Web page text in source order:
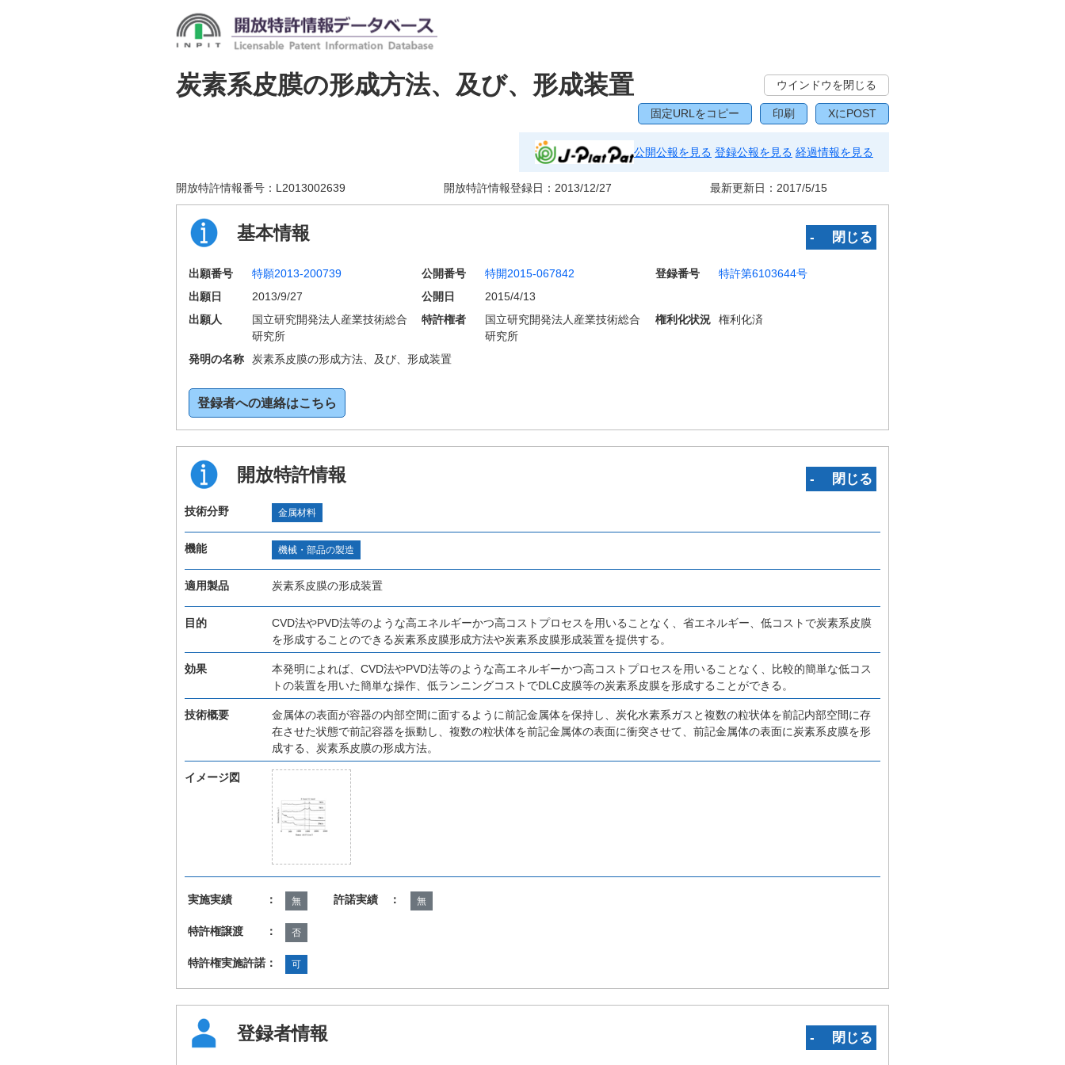
炭素系皮膜の形成方法、及び、形成装置 ウインドウを閉じる
固定URLをコピー 印刷 XにPOST
公開公報を見る 登録公報を見る 経過情報を見る
開放特許情報番号： L2013002639 開放特許情報登録日： 2013/12/27 最新更新日： 2017/5/15
基本情報 ‐ 閉じる
出願番号 特願2013-200739 公開番号 特開2015-067842 登録番号
特許第6103644号
出願日
2013/9/27 公開日
2015/4/13
出願人
国立研究開発法人産業技術総合
研究所
特許権者
国立研究開発法人産業技術総合
研究所
権利化状況 権利化済
発明の名称 炭素系皮膜の形成方法、及び、形成装置
登録者への連絡はこちら
開放特許情報 ‐ 閉じる
技術分野 金属材料
機能 機械・部品の製造
適用製品 炭素系皮膜の形成装置
目的
CVD法やPVD法等のような高エネルギーかつ高コストプロセスを用いることなく、省エネルギー、低コストで炭素系皮膜
を形成することのできる炭素系皮膜形成方法や炭素系皮膜形成装置を提供する。
効果
本発明によれば、CVD法やPVD法等のような高エネルギーかつ高コストプロセスを用いることなく、比較的簡単な低コス
トの装置を用いた簡単な操作、低ランニングコストでDLC皮膜等の炭素系皮膜を形成することができる。
技術概要
金属体の表面が容器の内部空間に面するように前記金属体を保持し、炭化水素系ガスと複数の粒状体を前記内部空間に存
在させた状態で前記容器を振動し、複数の粒状体を前記金属体の表面に衝突させて、前記金属体の表面に炭素系皮膜を形
成する、炭素系皮膜の形成方法。
イメージ図
実施実績 ： 無 許諾実績 ： 無
特許権譲渡 ： 否
特許権実施許諾： 可
登録者情報 ‐ 閉じる